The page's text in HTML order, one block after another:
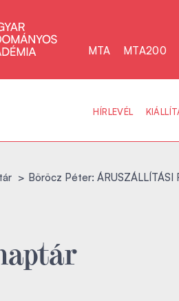
MTA MTA200
HÍRLEVÉL
Böröcz Péter: ÁRUSZÁLLÍTÁSI